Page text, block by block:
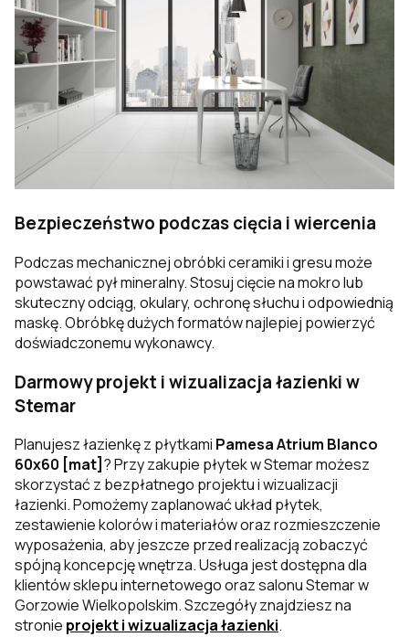
Bezpieczeństwo podczas cięcia i wiercenia
Podczas mechanicznej obróbki ceramiki i gresu może
powstawać pył mineralny. Stosuj cięcie na mokro lub
skuteczny odciąg, okulary, ochronę słuchu i odpowiednią
maskę. Obróbkę dużych formatów najlepiej powierzyć
doświadczonemu wykonawcy.
Darmowy projekt i wizualizacja łazienki w
Stemar
Planujesz łazienkę z płytkami Pamesa Atrium Blanco
60x60 [mat] ? Przy zakupie płytek w Stemar możesz
skorzystać z bezpłatnego projektu i wizualizacji
łazienki. Pomożemy zaplanować układ płytek,
zestawienie kolorów i materiałów oraz rozmieszczenie
wyposażenia, aby jeszcze przed realizacją zobaczyć
spójną koncepcję wnętrza. Usługa jest dostępna dla
klientów sklepu internetowego oraz salonu Stemar w
Gorzowie Wielkopolskim. Szczegóły znajdziesz na
stronie projekt i wizualizacja łazienki.